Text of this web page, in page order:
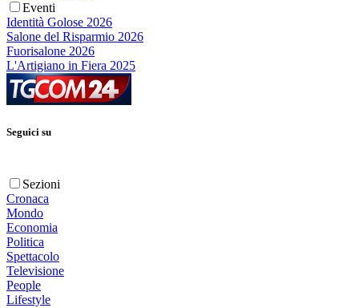
Eventi
Identità Golose 2026
Salone del Risparmio 2026
Fuorisalone 2026
L'Artigiano in Fiera 2025
Seguici su
Sezioni
Cronaca
Mondo
Economia
Politica
Spettacolo
Televisione
People
Lifestyle